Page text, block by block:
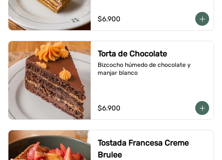
$6.900
Torta de Chocolate
Bizcocho húmedo de chocolate y
manjar blanco
$6.900
Tostada Francesa Creme
Brulee